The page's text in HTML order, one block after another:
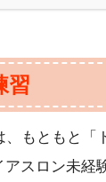
習
、もともと
スロン未経